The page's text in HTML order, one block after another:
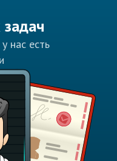
нас есть